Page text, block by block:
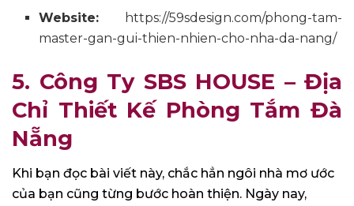
Website: https://59sdesign.com/phong-tam-
master-gan-gui-thien-nhien-cho-nha-da-nang/
5. Công Ty SBS HOUSE – Địa
Chỉ Thiết Kế Phòng Tắm Đà
Nẵng
Khi bạn đọc bài viết này, chắc hẳn ngôi nhà mơ ước
của bạn cũng từng bước hoàn thiện. Ngày nay,